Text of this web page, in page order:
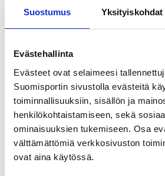
Suostumus Yksityiskohdat
Evästehallinta
Evästeet ovat selaimeesi
Suomisportin sivustolla evästeitä
toiminnallisuuksiin, sisällön ja
henkilökohtaistamiseen, sekä
ominaisuuksien tukemiseen. Osa
välttämättömiä verkkosivuston
ovat aina käytössä.
valmiudet päälajin huippuvaiheen
kilpailemiseen.
voimaharjoittelu tapahtuu, joko
vastuuvalmentaja toimii myös
urheilijoiden vastuuvalmentajana.
Nuorisovalmennusryhmä II (nuoret)
tavoitteena aina oman ikäsarjansa
urheilijat ovat motivoituneita,
harjoittelemaan sekä ohjatusti, että
valmentajan ohjeiden mukaan.
harjoittelupäiväkirjan Champions